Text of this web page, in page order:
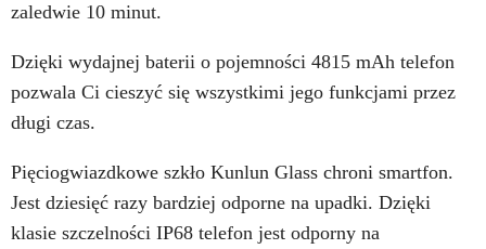
zaledwie 10 minut.
Dzięki wydajnej baterii o pojemności 4815 mAh telefon
pozwala Ci cieszyć się wszystkimi jego funkcjami przez
długi czas.
Pięciogwiazdkowe szkło Kunlun Glass chroni smartfon.
Jest dziesięć razy bardziej odporne na upadki. Dzięki
klasie szczelności IP68 telefon jest odporny na